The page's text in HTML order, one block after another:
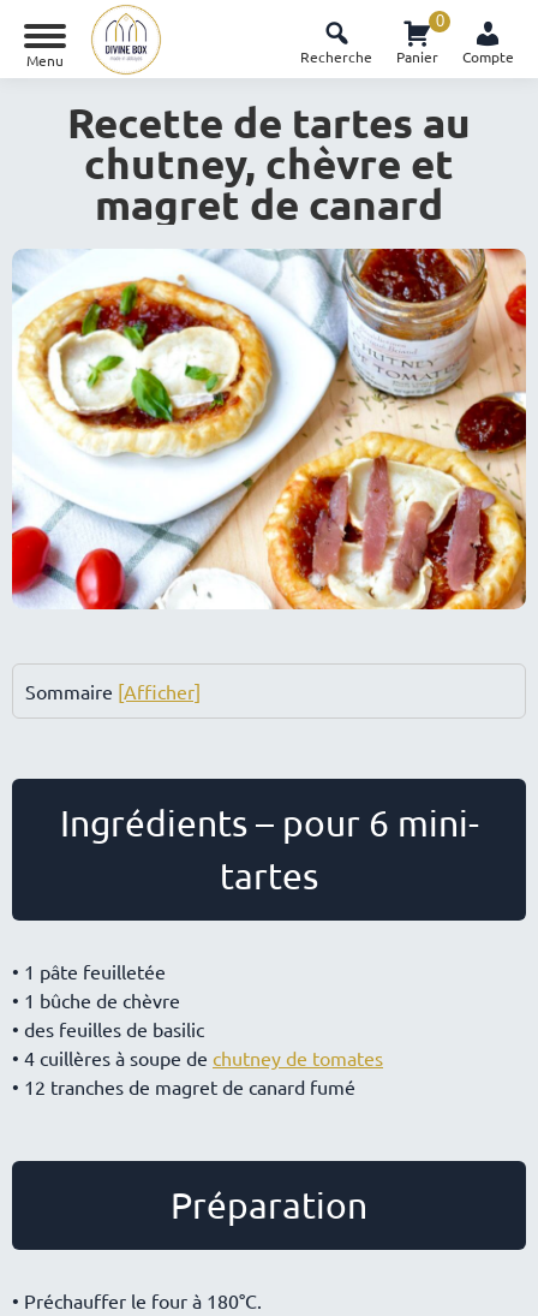
Menu Recherche Panier
0
Compte
Recette de tartes au
chutney, chèvre et
magret de canard
Sommaire [Afficher]
Ingrédients – pour 6 mini-
tartes
• 1 pâte feuilletée
• 1 bûche de chèvre
• des feuilles de basilic
• 4 cuillères à soupe de chutney de tomates
• 12 tranches de magret de canard fumé
Préparation
• Préchauffer le four à 180°C.